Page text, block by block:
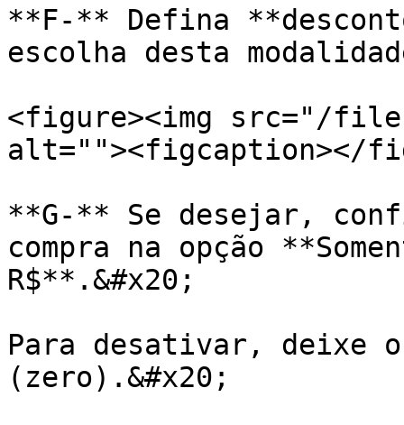
**F-** Defina
escolha desta
<figure><img src="/files/
alt=""><figcaption></
**G-** Se desejar,
compra na opção
R$**.&#x20;
Para desativar, deixe o
(zero).&#x20;